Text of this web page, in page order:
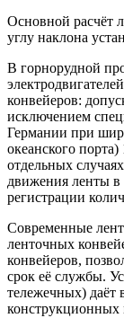
Основной расчёт
углу наклона
В горнорудной
конвейеров:
исключением
Германии при
океанского
отдельных
движения ленты в
регистрации
Современные
ленточных
конвейеров,
срок её службы.
тележечных) даёт
конструкционных